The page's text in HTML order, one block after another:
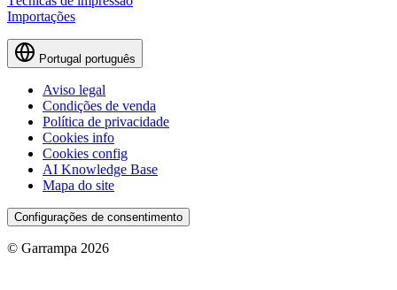
Importações
Portugal português
Aviso legal
Condições de venda
Política de privacidade
Cookies info
Cookies config
AI Knowledge Base
Mapa do site
Configurações de consentimento
© Garrampa 2026